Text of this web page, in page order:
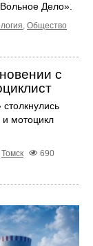
Дело».
, Общество
с
мотоцикл
Томск
690